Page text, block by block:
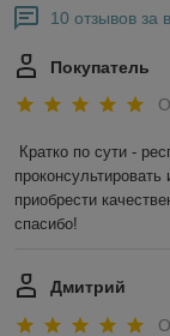
10 отзывов за
Покупатель
Кратко по сути -
приобрести
спасибо!
Дмитрий